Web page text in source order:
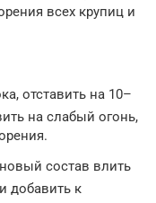
всех крупиц и
отставить на 10–
на слабый огонь,
состав влить
добавить к